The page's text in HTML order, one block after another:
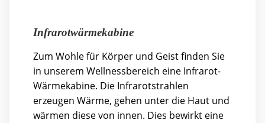
Infrarotwärmekabine
Zum Wohle für Körper und Geist finden Sie
in unserem Wellnessbereich eine Infrarot-
Wärmekabine. Die Infrarotstrahlen
erzeugen Wärme, gehen unter die Haut und
wärmen diese von innen. Dies bewirkt eine